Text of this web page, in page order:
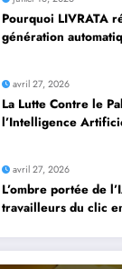
Pourquoi LIVRATA
génération
avril 27, 2026
La Lutte Contre le
l’Intelligence
avril 27, 2026
L’ombre portée de
travailleurs du clic